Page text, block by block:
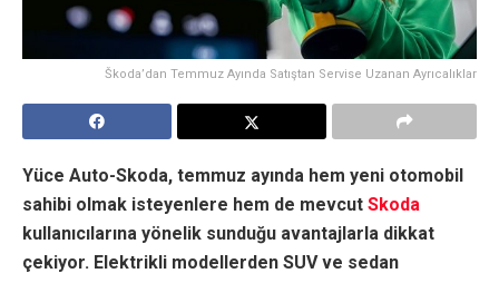
Škoda’dan Temmuz Ayında Satıştan Servise Uzanan Ayrıcalıklar
Yüce Auto-Skoda, temmuz ayında hem yeni otomobil
sahibi olmak isteyenlere hem de mevcut Skoda
kullanıcılarına yönelik sunduğu avantajlarla dikkat
çekiyor. Elektrikli modellerden SUV ve sedan